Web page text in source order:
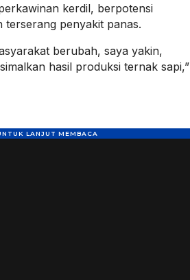
kerdil, berpotensi
terserang penyakit panas.
berubah, saya yakin,
hasil produksi ternak sapi,”